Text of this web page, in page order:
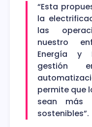
“Esta
la
las
nuestro
Energía y
gestión
permite que
sean más
sostenibles”.